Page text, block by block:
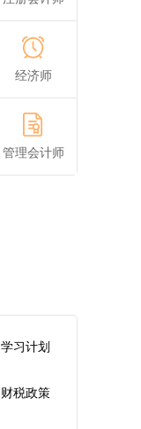
经济师
管理会计师
学习计划
财税政策